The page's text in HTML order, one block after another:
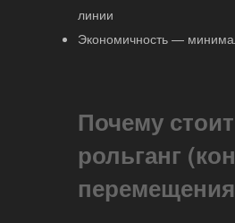
линии
Экономичность —
Почему
рольганг